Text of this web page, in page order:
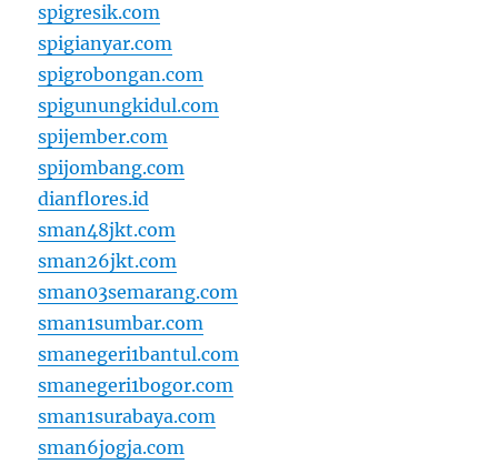
spigresik.com
spigianyar.com
spigrobongan.com
spigunungkidul.com
spijember.com
spijombang.com
dianflores.id
sman48jkt.com
sman26jkt.com
sman03semarang.com
sman1sumbar.com
smanegeri1bantul.com
smanegeri1bogor.com
sman1surabaya.com
sman6jogja.com